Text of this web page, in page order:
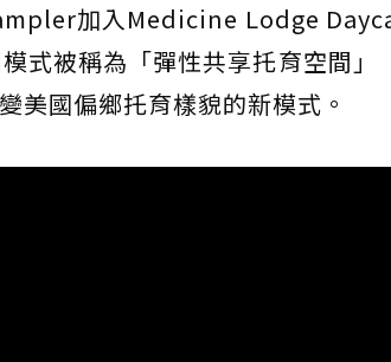
加入Medicine Lodge
式被稱為「彈性共享托育空間」
美國偏鄉托育樣貌的新模式。